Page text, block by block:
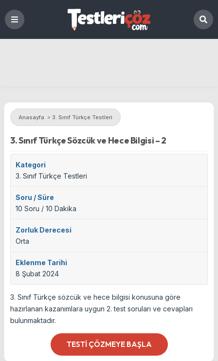
Anasayfa » 3. Sınıf Türkçe Testleri
3. Sınıf Türkçe Sözcük ve Hece Bilgisi – 2
Kategori
3. Sınıf Türkçe Testleri
Soru / Süre
10 Soru / 10 Dakika
Zorluk Derecesi
Orta
Eklenme Tarihi
8 Şubat 2024
3. Sınıf Türkçe sözcük ve hece bilgisi konusuna göre
hazırlanan kazanımlara uygun 2. test soruları ve cevapları
bulunmaktadır.
TESTI ÇÖZMEYE BAŞLA